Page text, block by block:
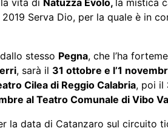
vita di Natuzza Evolo, la mistica
Serva Dio, per la quale è in
stesso Pegna, che l’ha
, sarà il 31 ottobre e l’1
Cilea di Reggio Calabria, poi il
al Teatro Comunale di Vibo
la data di Catanzaro sul circuito